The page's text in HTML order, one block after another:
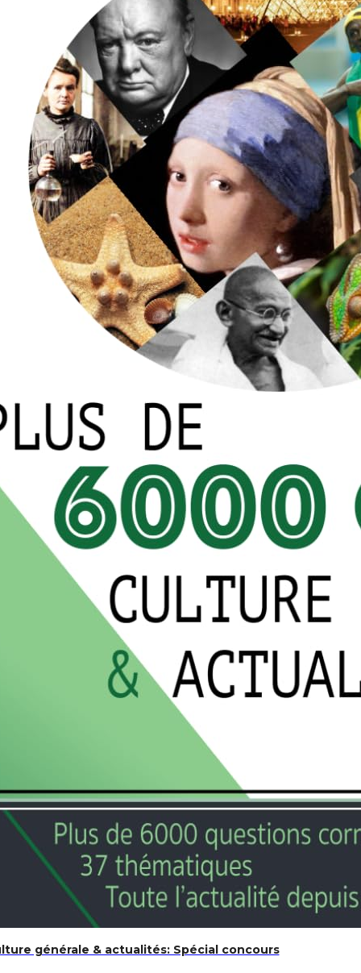
– 22 leçons de sagesse à partager avec vos enfants
générale & actualités: Spécial concours